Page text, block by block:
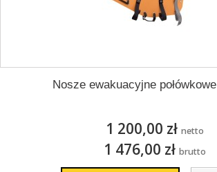
Nosze ewakuacyjne
1 200,00 zł netto
1 476,00 zł brutto